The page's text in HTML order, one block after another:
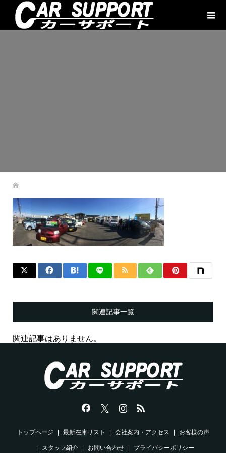
関連記事一覧
関連記事はありません。
トップページ 最新在庫リスト 会社案内・アクセス お客様の声
スタッフ紹介 お問い合わせ プライバシーポリシー